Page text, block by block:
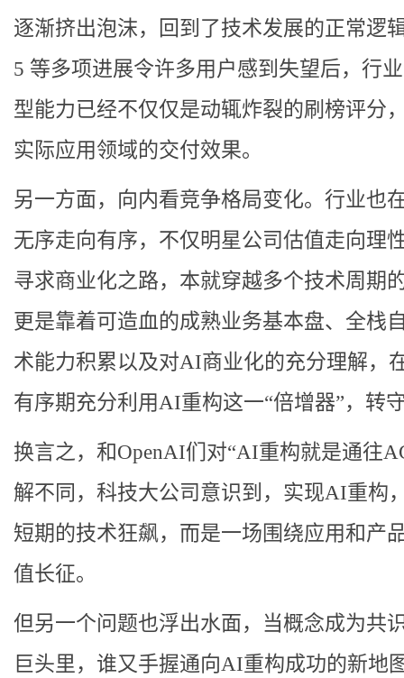
逐渐挤出泡沫，回到了技术发展的正常逻
5 等多项进展令许多用户感到失望后，行
型能力已经不仅仅是动辄炸裂的刷榜评分
实际应用领域的交付效果。
另一方面，向内看竞争格局变化。行业也
无序走向有序，不仅明星公司估值走向理
寻求商业化之路，本就穿越多个技术周期
更是靠着可造血的成熟业务基本盘、全栈
术能力积累以及对AI商业化的充分理解，
有序期充分利用AI重构这一“倍增器”，转
换言之，和OpenAI们对“AI重构就是通往
解不同，科技大公司意识到，实现AI重构
短期的技术狂飙，而是一场围绕应用和产
值长征。
但另一个问题也浮出水面，当概念成为共
巨头里，谁又手握通向AI重构成功的新地